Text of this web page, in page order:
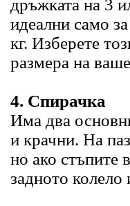
дръжката на 3
идеални само
кг. Изберете
размера на
4. Спирачка
Има два
и крачни. На
но ако стъпите
задното колело